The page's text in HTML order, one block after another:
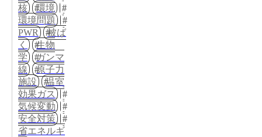
核
環境
環境問題
PWR
被ば
く
生物
学
ガンマ
線
原子力
施設
温室
効果ガス
気候変動
安全対策
省エネルギ